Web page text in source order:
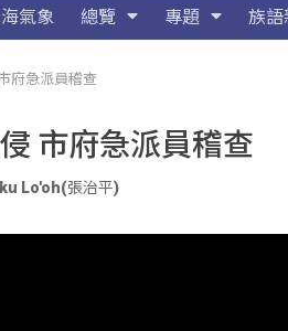
氣象 總覽 專題 族
府急派員稽查
市府急派員稽查
Iku Lo'oh(張治平)